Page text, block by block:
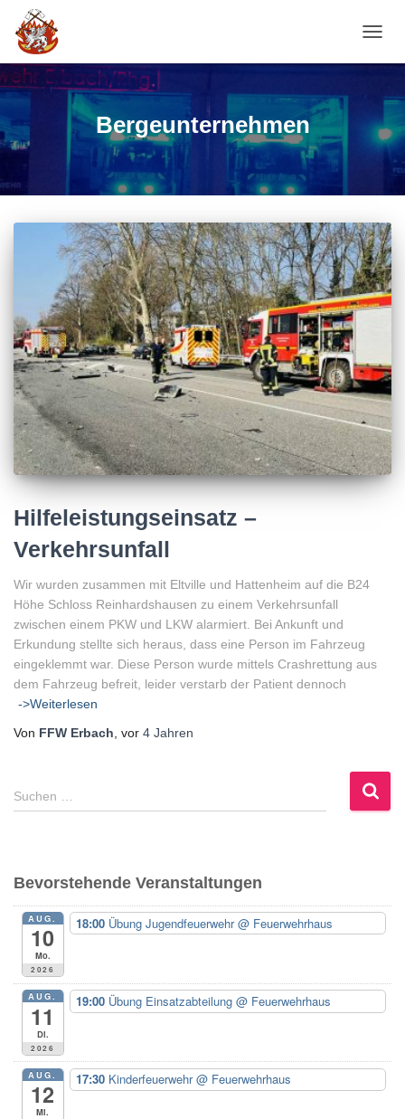
Bergeunternehmen
Hilfeleistungseinsatz –
Verkehrsunfall
Wir wurden zusammen mit Eltville und Hattenheim auf die B24
Höhe Schloss Reinhardshausen zu einem Verkehrsunfall
zwischen einem PKW und LKW alarmiert. Bei Ankunft und
Erkundung stellte sich heraus, dass eine Person im Fahrzeug
eingeklemmt war. Diese Person wurde mittels Crashrettung aus
dem Fahrzeug befreit, leider verstarb der Patient dennoch
->Weiterlesen
Von FFW Erbach , vor 4 Jahren
S
u
n
n
:
Suchen …
Bevorstehende Veranstaltungen
AUG.
10
Mo.
2026
18:00 Übung Jugendfeuerwehr@ Feuerwehrhaus
AUG.
11
Di.
2026
19:00 Übung Einsatzabteilung @ Feuerwehrhaus
AUG.
12
Mi.
17:30 Kinderfeuerwehr@ Feuerwehrhaus